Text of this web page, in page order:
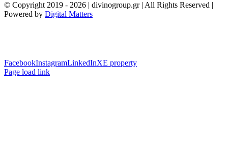
© Copyright 2019 - 2026 | divinogroup.gr | All Rights Reserved |
Powered by Digital Matters
FacebookInstagramLinkedInXE property
Page load link